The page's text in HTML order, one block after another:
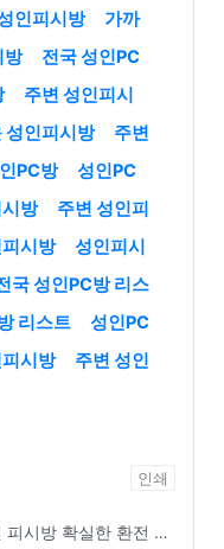
인피시방
가까
방
전국 성인PC
주변 성인피시
성인피시방
주변
PC방
성인PC
방
주변 성인피
시방
성인피시
국 성인PC방 리스
리스트
성인PC
시방
주변 성인
인쇄
텔레그램ID:KPU77 성피클럽 성인 피시방 확실한 환전 보장 1위 업체 좌표 - 김포